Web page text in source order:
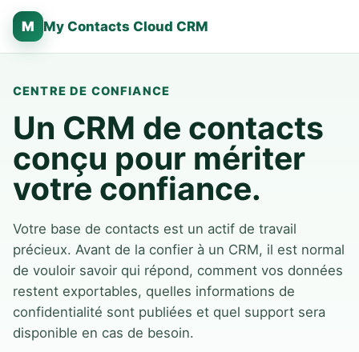
M My Contacts Cloud CRM
CENTRE DE CONFIANCE
Un CRM de contacts
conçu pour mériter
votre confiance.
Votre base de contacts est un actif de travail
précieux. Avant de la confier à un CRM, il est normal
de vouloir savoir qui répond, comment vos données
restent exportables, quelles informations de
confidentialité sont publiées et quel support sera
disponible en cas de besoin.